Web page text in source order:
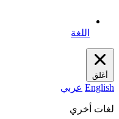
اللغة
أغلق
English عربي
لغات أخري